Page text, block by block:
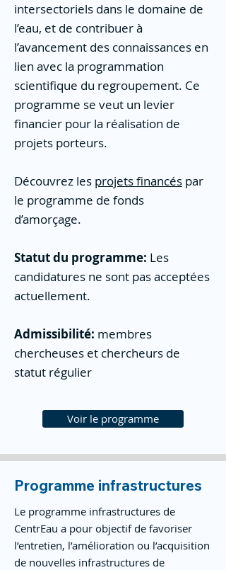
intersectoriels dans le domaine de
l’eau, et de contribuer à
l’avancement des connaissances en
lien avec la programmation
scientifique du regroupement. Ce
programme se veut un levier
financier pour la réalisation de
projets porteurs.
Découvrez les projets financés par
le programme de fonds
d’amorçage.
Statut du programme: Les
candidatures ne sont pas acceptées
actuellement.
Admissibilité: membres
chercheuses et chercheurs de
statut régulier
Voir le programme
Programme infrastructures
Le programme infrastructures de
CentrEau a pour objectif de favoriser
l’entretien, l’amélioration ou l’acquisition
de nouvelles infrastructures de